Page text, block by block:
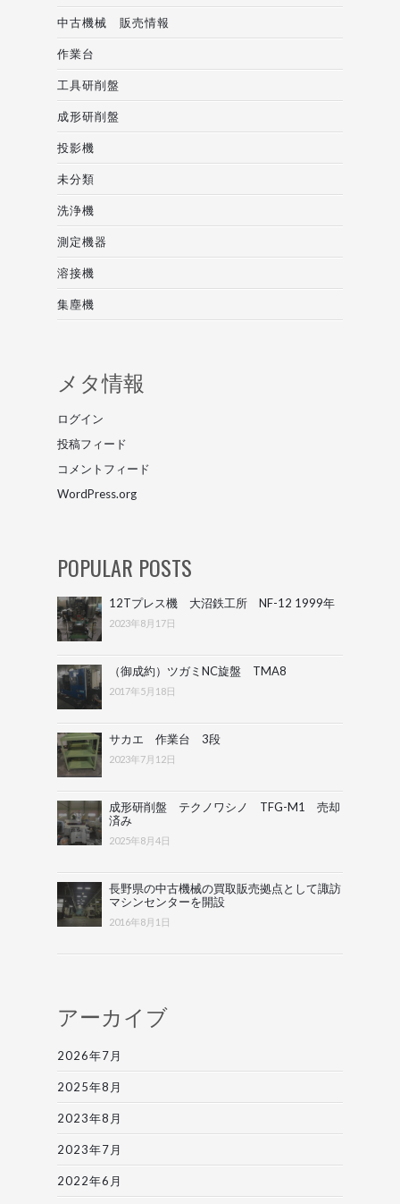
中古機械 販売情報
作業台
工具研削盤
成形研削盤
投影機
未分類
洗浄機
測定機器
溶接機
集塵機
メタ情報
ログイン
投稿フィード
コメントフィード
WordPress.org
POPULAR POSTS
12Tプレス機 大沼鉄工所 NF-12 1999年
2023年8月17日
（御成約）ツガミNC旋盤 TMA8
2017年5月18日
サカエ 作業台 3段
2023年7月12日
成形研削盤 テクノワシノ TFG-M1 売却
済み
2025年8月4日
長野県の中古機械の買取販売拠点として諏訪
マシンセンターを開設
2016年8月1日
アーカイブ
2026年7月
2025年8月
2023年8月
2023年7月
2022年6月